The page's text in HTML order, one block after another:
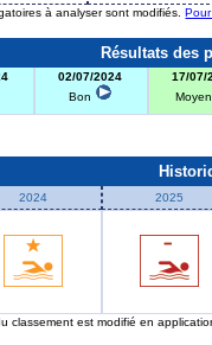
à analyser sont modifiés.
Résultats des
02/07/2024
Bon
17/07/
2024 2025
classement est modifié en